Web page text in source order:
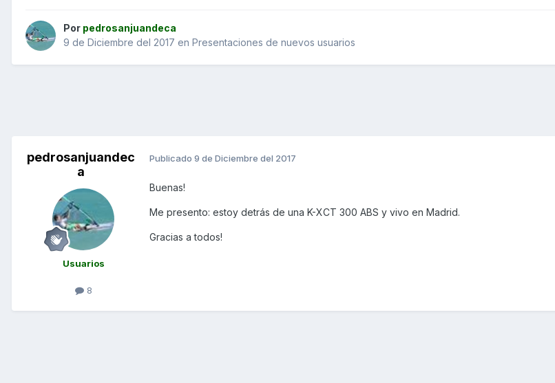
Por pedrosanjuandeca
9 de Diciembre del 2017 en Presentaciones de nuevos usuarios
pedrosanjuandec
a
Usuarios
8
Publicado 9 de Diciembre del 2017
Buenas!
Me presento: estoy detrás de una K-XCT 300 ABS y vivo en Madrid.
Gracias a todos!